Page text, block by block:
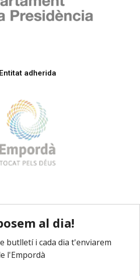
Entitat adherida